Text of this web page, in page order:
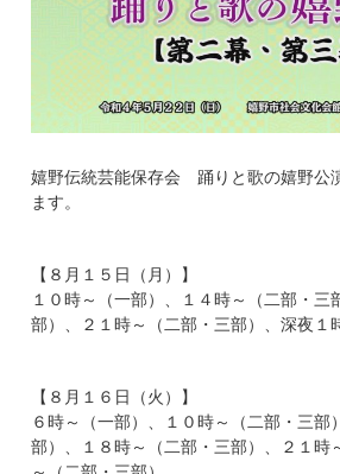
嬉野伝統芸能保存会 踊りと歌の嬉野公
ます。
【８月１５日（月）】
１０時～（一部）、１４時～（二部・三
部）、２１時～（二部・三部）、深夜１
【８月１６日（火）】
６時～（一部）、１０時～（二部・三部
部）、１８時～（二部・三部）、２１時